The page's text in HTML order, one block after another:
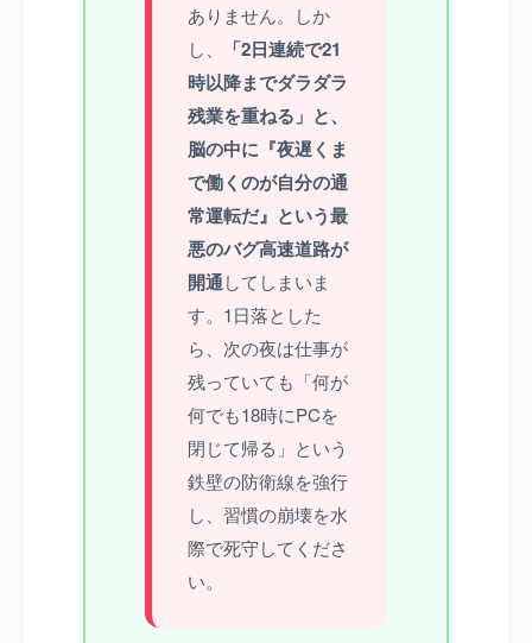
ありません。しか
し、
「2日連続で21
時以降までダラダラ
残業を重ねる」と、
脳の中に『夜遅くま
で働くのが自分の通
常運転だ』という最
悪のバグ高速道路が
開通してしまいま
す。1日落とした
ら、次の夜は仕事が
残っていても「何が
何でも18時にPCを
閉じて帰る」という
鉄壁の防衛線を強行
し、習慣の崩壊を水
際で死守してくださ
い。